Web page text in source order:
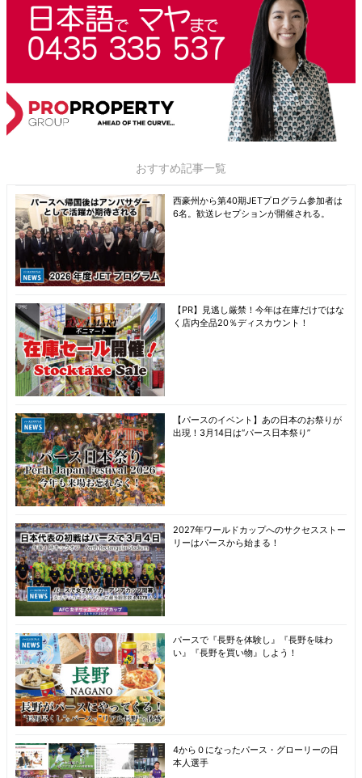
おすすめ記事一覧
西豪州から第40期JETプログラム参加者は
6名。歓送レセプションが開催される。
【PR】見逃し厳禁！今年は在庫だけではな
く店内全品20％ディスカウント！
【パースのイベント】あの日本のお祭りが
出現！3月14日は“パース日本祭り”
2027年ワールドカップへのサクセスストー
リーはパースから始まる！
パースで『長野を体験し』『長野を味わ
い』『長野を買い物』しよう！
4から０になったパース・グローリーの日
本人選手